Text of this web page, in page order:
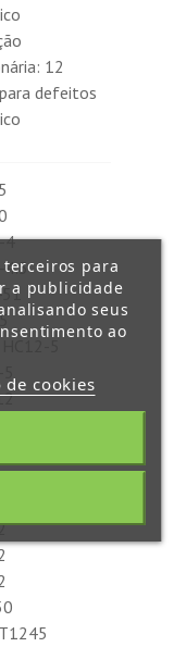
12
defeitos
4
4.5
5
para
a publicidade
seus
ao
de cookies